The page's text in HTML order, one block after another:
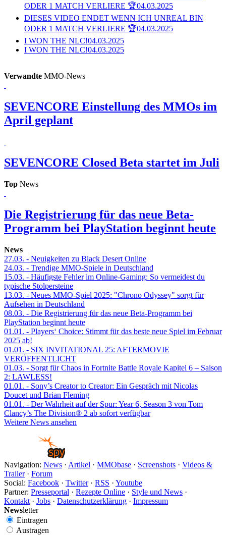
ODER 1 MATCH VERLIERE 🏆04.03.2025
DIESES VIDEO ENDET WENN ICH UNREAL BIN
ODER 1 MATCH VERLIERE 🏆04.03.2025
I WON THE NLC!04.03.2025
I WON THE NLC!04.03.2025
Verwandte MMO-News
SEVENCORE Einstellung des MMOs im
April geplant
SEVENCORE Closed Beta startet im Juli
Top News
Die Registrierung für das neue Beta-
Programm bei PlayStation beginnt heute
News
27.03. - Neuigkeiten zu Black Desert Online
24.03. - Trendige MMO-Spiele in Deutschland
15.03. - Häufigste Fehler im Online-Gaming: So vermeidest du
typische Stolpersteine
13.03. - Neues MMO-Spiel 2025: "Chrono Odyssey" sorgt für
Aufsehen in Deutschland
08.03. - Die Registrierung für das neue Beta-Programm bei
PlayStation beginnt heute
01.01. - Players‘ Choice: Stimmt für das beste neue Spiel im Februar
2025 ab!
01.01. - SIX INVITATIONAL 25: AFTERMOVIE
VERÖFFENTLICHT
01.03. - Sorgt für Chaos in Fortnite Battle Royale Kapitel 6 – Saison
2: LAWLESS!
01.01. - Sony’s Creator to Creator: Ein Gespräch mit Nicolas
Doucet und Brian Fleming
01.01. - Der Wahrheit auf der Spur: Year 6, Season 3 von Tom
Clancy’s The Division® 2 ab sofort verfügbar
Weitere News ansehen
Navigation: News · Artikel · MMObase · Screenshots · Videos &
Trailer· Forum
Social: Facebook · Twitter· RSS · Youtube
Partner: Presseportal · Rezepte Online · Style und News ·
Kontakt · Jobs · Datenschutzerklärung · Impressum
Newsletter
Eintragen
Austragen